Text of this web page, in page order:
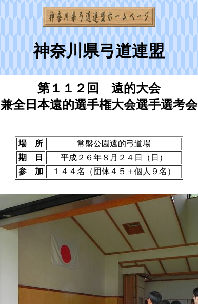
神奈川県弓道連盟
第１１２回 遠的大会
兼全日本遠的選手権大会選手選考会
場 所
常盤公園遠的弓道場
期 日
平成２６年８月２４日（日）
参 加
１４４名（団体４５＋個人９名）